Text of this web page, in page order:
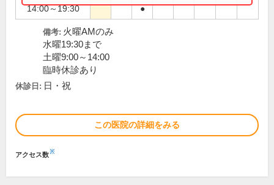
14:00～19:30 ●
備考: 火曜AMのみ
水曜19:30まで
土曜9:00～14:00
臨時休診あり
休診日: 日・祝
この医院の詳細をみる
アクセス数※